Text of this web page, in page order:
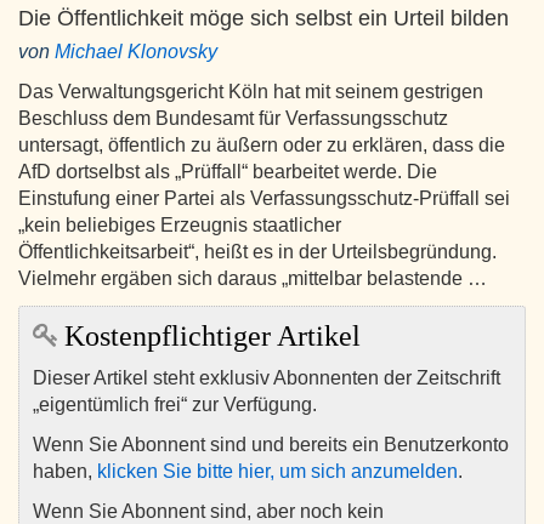
Die Öffentlichkeit möge sich selbst ein Urteil bilden
von Michael Klonovsky
Das Verwaltungsgericht Köln hat mit seinem gestrigen
Beschluss dem Bundesamt für Verfassungsschutz
untersagt, öffentlich zu äußern oder zu erklären, dass die
AfD dortselbst als „Prüffall“ bearbeitet werde. Die
Einstufung einer Partei als Verfassungsschutz-Prüffall sei
„kein beliebiges Erzeugnis staatlicher
Öffentlichkeitsarbeit“, heißt es in der Urteilsbegründung.
Vielmehr ergäben sich daraus „mittelbar belastende …
Kostenpflichtiger Artikel
Dieser Artikel steht exklusiv Abonnenten der Zeitschrift
„eigentümlich frei“ zur Verfügung.
Wenn Sie Abonnent sind und bereits ein Benutzerkonto
haben, klicken Sie bitte hier, um sich anzumelden.
Wenn Sie Abonnent sind, aber noch kein